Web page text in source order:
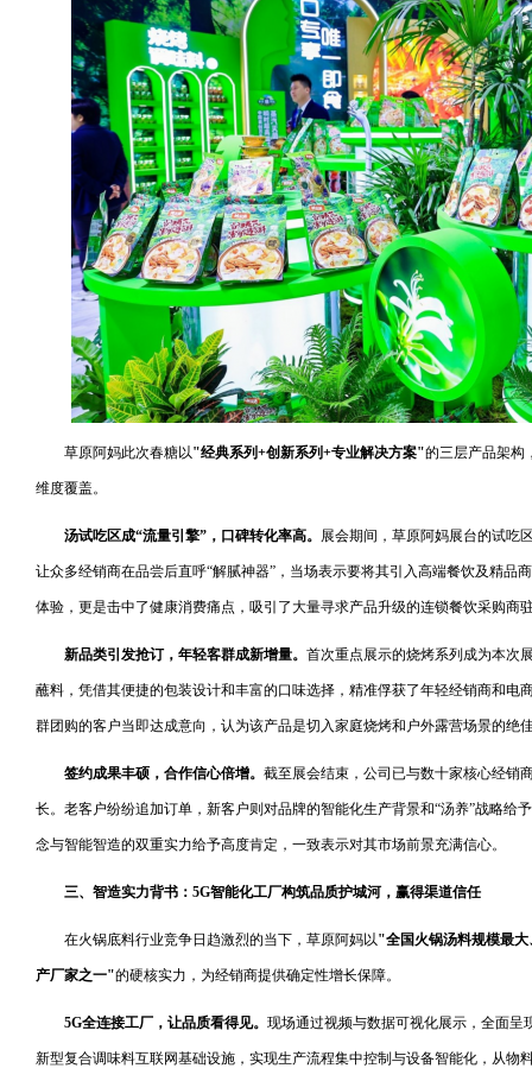
草原阿妈此次春糖以"经典系列+创新系列+专业解决方案"的三层产品架构
维度覆盖。
汤试吃区成“流量引擎”，口碑转化率高。 展会期间，草原阿妈展台的试吃
让众多经销商在品尝后直呼“解腻神器”，当场表示要将其引入高端餐饮及精品
体验，更是击中了健康消费痛点，吸引了大量寻求产品升级的连锁餐饮采购商
新品类引发抢订，年轻客群成新增量。 首次重点展示的烧烤系列成为本次
蘸料，凭借其便捷的包装设计和丰富的口味选择，精准俘获了年轻经销商和电
群团购的客户当即达成意向，认为该产品是切入家庭烧烤和户外露营场景的绝
签约成果丰硕，合作信心倍增。 截至展会结束，公司已与数十家核心经销
长。老客户纷纷追加订单，新客户则对品牌的智能化生产背景和“汤养”战略给
念与智能智造的双重实力给予高度肯定，一致表示对其市场前景充满信心。
三、智造实力背书：5G智能化工厂构筑品质护城河，赢得渠道信任
在火锅底料行业竞争日趋激烈的当下，草原阿妈以"全国火锅汤料规模最
产厂家之一"的硬核实力，为经销商提供确定性增长保障。
5G全连接工厂，让品质看得见。 现场通过视频与数据可视化展示，全面呈
新型复合调味料互联网基础设施，实现生产流程集中控制与设备智能化，从物